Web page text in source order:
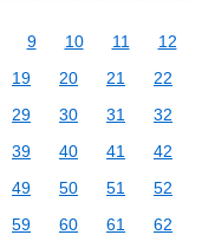
9 10 11
12
19 20 21
22
29 30 31
32
39 40 41
42
49 50 51
52
59 60 61
62